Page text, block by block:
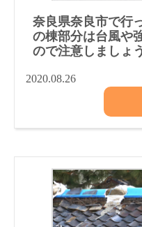
奈良県奈良市で行
の棟部分は台風や
ので注意しましょう
2020.08.26